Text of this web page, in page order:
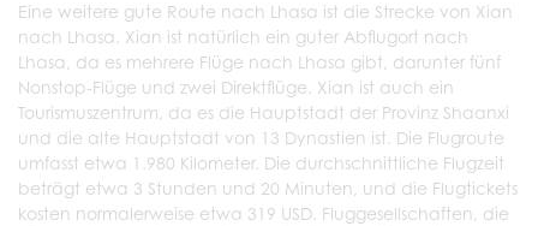
Eine weitere gute Route nach Lhasa ist die Strecke von Xian
nach Lhasa. Xian ist natürlich ein guter Abflugort nach
Lhasa, da es mehrere Flüge nach Lhasa gibt, darunter fünf
Nonstop-Flüge und zwei Direktflüge. Xian ist auch ein
Tourismuszentrum, da es die Hauptstadt der Provinz Shaanxi
und die alte Hauptstadt von 13 Dynastien ist. Die Flugroute
umfasst etwa 1.980 Kilometer. Die durchschnittliche Flugzeit
beträgt etwa 3 Stunden und 20 Minuten, und die Flugtickets
kosten normalerweise etwa 319 USD. Fluggesellschaften, die